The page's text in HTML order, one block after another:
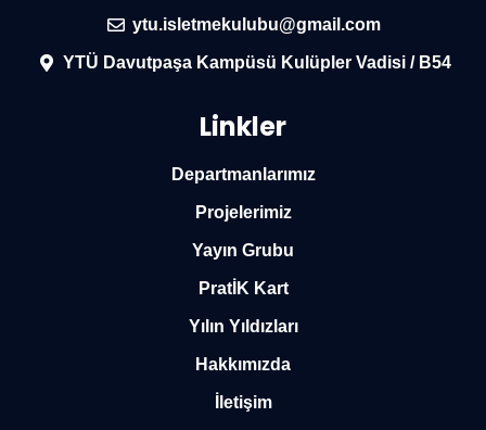
ytu.isletmekulubu@gmail.com
YTÜ Davutpaşa Kampüsü Kulüpler Vadisi / B54
Linkler
Departmanlarımız
Projelerimiz
Yayın Grubu
PratİK Kart
Yılın Yıldızları
Hakkımızda
İletişim